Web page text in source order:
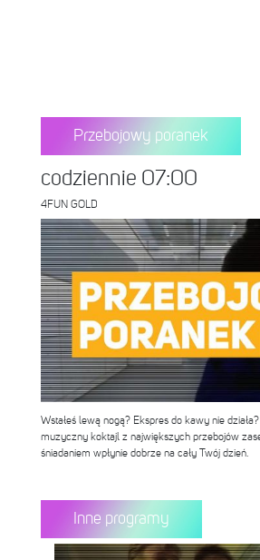
Przebojowy poranek
codziennie 07:00
4FUN GOLD
Wstałeś lewą nogą? Ekspres do kawy nie
muzyczny koktajl z największych przebojów
śniadaniem wpłynie dobrze na cały Twój dzień.
Inne programy